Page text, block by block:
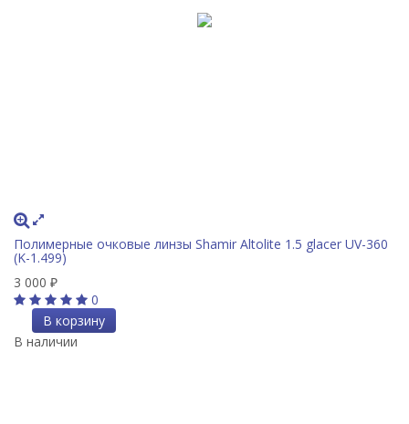
Полимерные очковые линзы Shamir Altolite 1.5 glacer UV-360
(K-1.499)
3 000 ₽
0
В корзину
В наличии